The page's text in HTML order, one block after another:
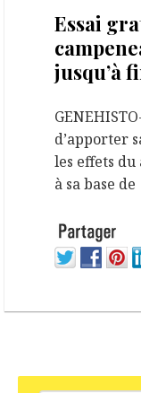
Essai
jusqu’à
d’apporter
les effets du
à sa base